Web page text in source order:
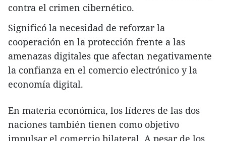
contra el crimen cibernético.
Significó la necesidad de reforzar la
cooperación en la protección frente a las
amenazas digitales que afectan negativamente
la confianza en el comercio electrónico y la
economía digital.
En materia económica, los líderes de las dos
naciones también tienen como objetivo
impulsar el comercio bilateral. A pesar de los